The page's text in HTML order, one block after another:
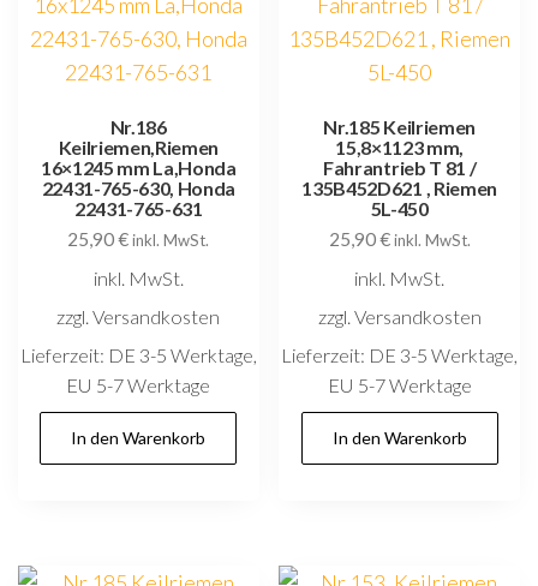
Nr.186
Keilriemen,Riemen
16×1245 mm La,Honda
22431-765-630, Honda
22431-765-631
25,90€ inkl. MwSt.
inkl. MwSt.
zzgl. Versandkosten
Lieferzeit: DE 3-5 Werktage,
EU 5-7 Werktage
In den Warenkorb
Nr.185 Keilriemen
15,8×1123 mm,
Fahrantrieb T 81 /
135B452D621 , Riemen
5L-450
25,90€ inkl. MwSt.
inkl. MwSt.
zzgl. Versandkosten
Lieferzeit: DE 3-5 Werktage,
EU 5-7 Werktage
In den Warenkorb